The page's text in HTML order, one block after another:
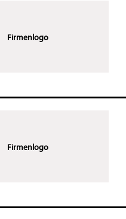
Firmenlogo
Firmenlogo